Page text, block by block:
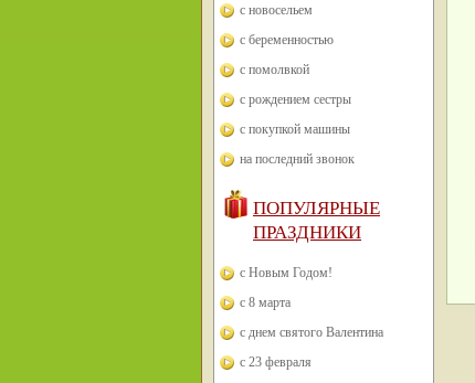
с новосельем
с беременностью
с помолвкой
с рождением сестры
с покупкой машины
на последний звонок
ПОПУЛЯРНЫЕ
ПРАЗДНИКИ
с Новым Годом!
с 8 марта
с днем святого Валентина
с 23 февраля